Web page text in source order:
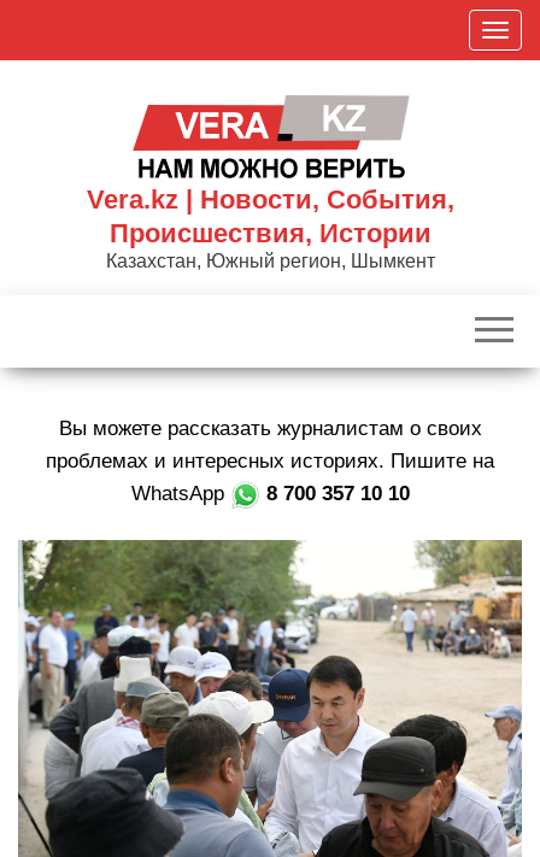
П
о
к
р
в
и
г
а
ц
ю
Vera.kz | Новости, События,
Происшествия, Истории
Казахстан, Южный регион, Шымкент
Вы можете рассказать журналистам о своих
проблемах и интересных историях. Пишите на
WhatsApp
8 700 357 10 10